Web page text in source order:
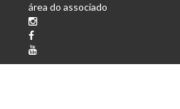
área do associado